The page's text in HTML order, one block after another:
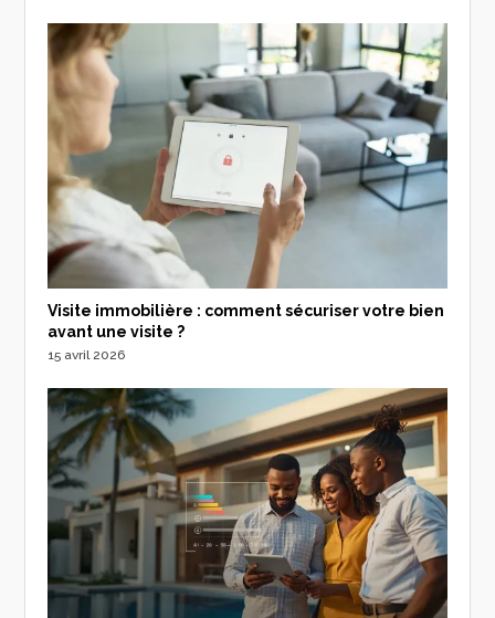
Visite immobilière : comment sécuriser votre bien
avant une visite ?
15 avril 2026